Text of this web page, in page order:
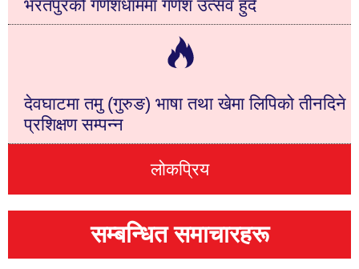
लोकप्रिय
भरतपुरको गणेशधाममा गणेश उत्सव हुँदै
देवघाटमा तमु (गुरुङ) भाषा तथा खेमा लिपिको तीनदिने
प्रशिक्षण सम्पन्न
सम्बन्धित समाचारहरू